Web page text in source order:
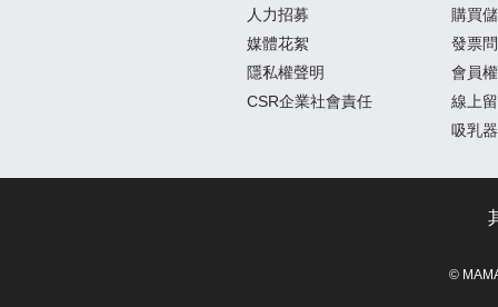
人力招募
媒體花絮
隱私權聲明
CSR企業社會責任
購買
發票
會員
線上
吸乳
©